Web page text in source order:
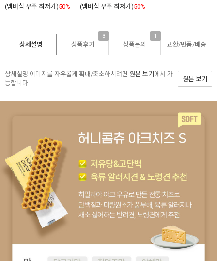
(멤버십 우주 최저가)50%
(멤버십 우주 최저가)50%
상세설명 상품후기
3
상품문의
1
교환/반품/배송
상세설명 이미지를 자유롭게 확대/축소하시려면 원본 보기 에서 가
능합니다.
원본 보기